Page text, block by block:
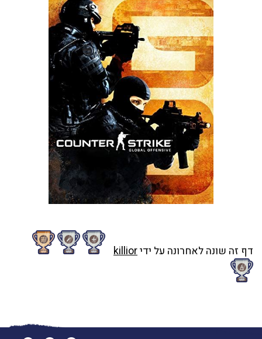
דף זה שונה לאחרונה על ידיkillior